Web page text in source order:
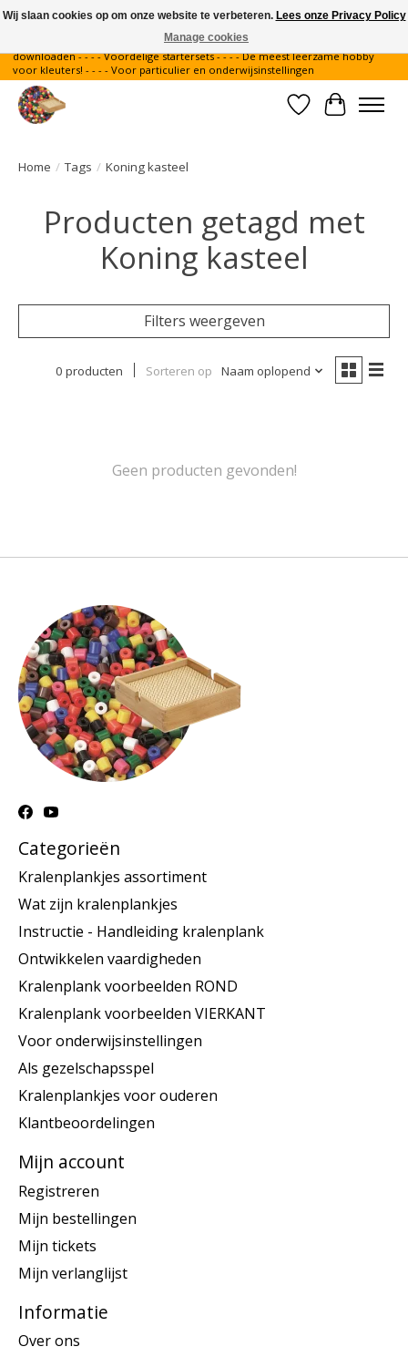
Gratis verzending binnen Nederland - - - - Legvoorbeelden gratis te
downloaden - - - - Voordelige startersets - - - - De meest leerzame hobby
voor kleuters! - - - - Voor particulier en onderwijsinstellingen
Verlanglijst
Home / Tags / Koning kasteel
Producten getagd met
Koning kasteel
Filters weergeven
0 producten Sorteren op Naam oplopend
Geen producten gevonden!
Categorieën
Kralenplankjes assortiment
Wat zijn kralenplankjes
Instructie - Handleiding kralenplank
Ontwikkelen vaardigheden
Kralenplank voorbeelden ROND
Kralenplank voorbeelden VIERKANT
Voor onderwijsinstellingen
Als gezelschapsspel
Kralenplankjes voor ouderen
Klantbeoordelingen
Mijn account
Registreren
Mijn bestellingen
Mijn tickets
Mijn verlanglijst
Informatie
Over ons
Wij slaan cookies op om onze website te verbeteren. Lees onze Privacy Policy
Manage cookies